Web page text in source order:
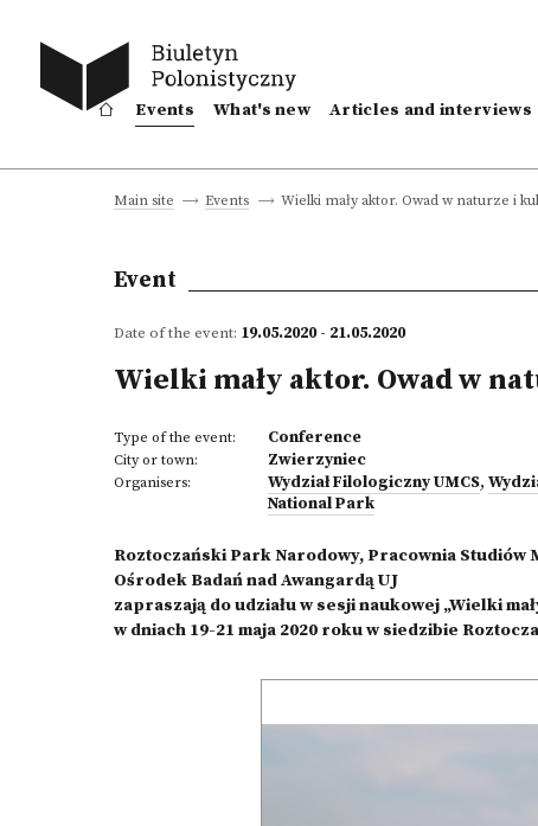
Events What's new Articles and interviews
Main site Events Wielki mały aktor. Owad w naturze i
Event
Date of the event: 19.05.2020 - 21.05.2020
Wielki mały aktor. Owad w
Type of the event: Conference
City or town: Zwierzyniec
Organisers: Wydział Filologiczny UMCS,
National Park
Roztoczański Park Narodowy, Pracownia
Ośrodek Badań nad Awangardą UJ
zapraszają do udziału w sesji naukowej „Wielki
w dniach 19-21 maja 2020 roku w siedzibie